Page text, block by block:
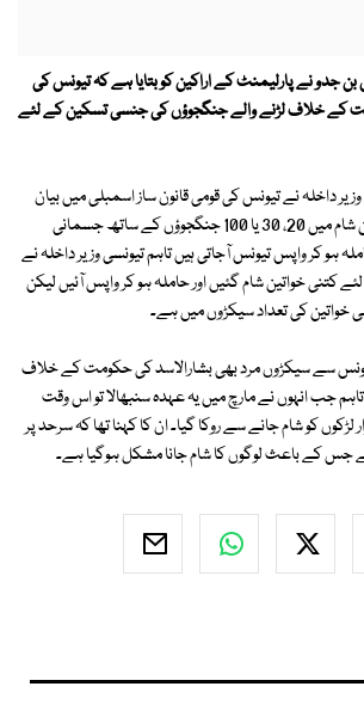
جدو نے پارلیمنٹ كے اراكین كو بتایا ہے كہ تیونس کی
كے خلاف لڑنے والے جنگجوؤں كی جنسی تسکین کے لئے
داخلہ نے تیونس كی قومی قانون ساز اسمبلی میں بیان
دیتے ہوئے کہا کہ یہ خواتین شام میں 20، 30 یا 100 جنگجوؤں كے ساتھ جسمانی
ہو كر واپس تیونس آجاتی ہیں تاہم تیونسی وزیر داخلہ نے
كتنی خواتین شام گئیں اور حاملہ ہو كر واپس آئیں لیکن
خواتین كی تعداد سیكڑوں میں ہے۔
تیونس سے سیكڑوں مرد بھی بشارالاسد كی حکومت كے خلاف
جب انہوں نے مارچ میں یہ عہدہ سنبھالا تو اس وقت
تک لگ بھگ 6 ہزار لڑکوں کو شام جانے سے روکا گیا۔ ان کا کہنا تھا کہ سرحد پر
كے باعث لوگوں كا شام جانا مشكل ہوگیا ہے۔